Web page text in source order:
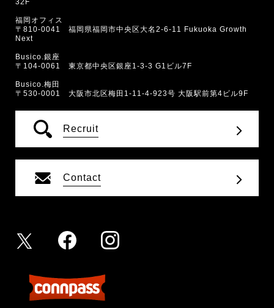
32F
福岡オフィス
〒810-0041 福岡県福岡市中央区大名2-6-11 Fukuoka Growth
Next
Busico.銀座
〒104-0061 東京都中央区銀座1-3-3 G1ビル7F
Busico.梅田
〒530-0001 大阪市北区梅田1-11-4-923号 大阪駅前第4ビル9F
Recruit
Contact